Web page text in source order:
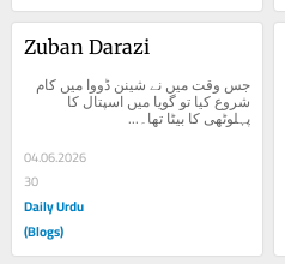
Zuban Darazi
شروع کیا تو گویا میں اسپتال کا
پہلوٹھی کا بیٹا تھا۔...
04.06.2026
30
Daily Urdu
(Blogs)